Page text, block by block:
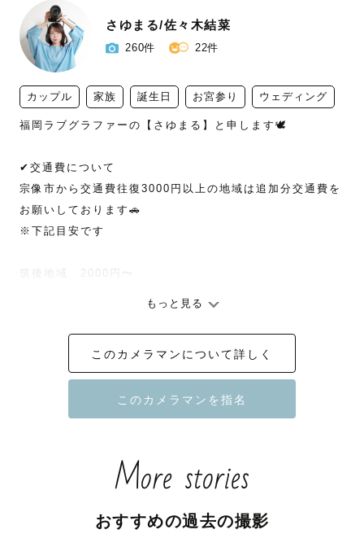
さゆまる/佐々木結菜
260件 22件
カップル 家族 誕生日 お宮参り ウェディング
福岡ラブグラファーの【さゆまる】と申します🕊️
✔︎交通費について
宗像市から交通費往復3000円以上の地域は追加分交通費を
お願いしております🚗
※下記目安です
筑後地域　2000円〜
大分県  2000〜5000円
山口県 2000円〜4000円
・宇美八幡宮 1000円(2026/8/1〜)
・赤間神宮　1000円
・太宰府天満宮　3000円
もっと見る
このカメラマンについて詳しく
More stories
おすすめの過去の撮影